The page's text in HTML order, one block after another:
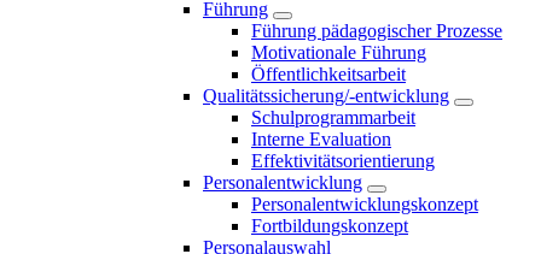
Führung
Führung pädagogischer Prozesse
Motivationale Führung
Öffentlichkeitsarbeit
Qualitätssicherung/-entwicklung
Schulprogrammarbeit
Interne Evaluation
Effektivitätsorientierung
Personalentwicklung
Personalentwicklungskonzept
Fortbildungskonzept
Personalauswahl